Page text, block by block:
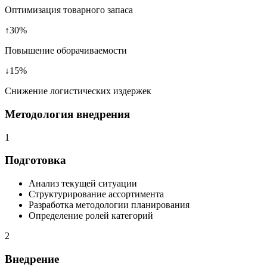
Оптимизация товарного запаса
↑30%
Повышение оборачиваемости
↓15%
Снижение логистических издержек
Методология внедрения
1
Подготовка
Анализ текущей ситуации
Структурирование ассортимента
Разработка методологии планирования
Определение ролей категорий
2
Внедрение